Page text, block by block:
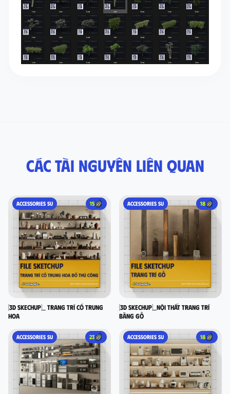
Các tài nguyên liên quan
ACCESSORIES SU 15
[3D SKECHUP]_ Trang trí cổ Trung
Hoa
ACCESSORIES SU 18
[3D SKECHUP]_Nội thất trang trí
bằng gỗ
ACCESSORIES SU 23 ACCESSORIES SU 18